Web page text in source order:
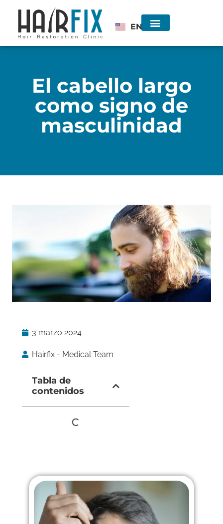
EN
El cabello largo
como signo de
masculinidad
3 marzo 2024
Hairfix - Medical Team
Tabla de
contenidos